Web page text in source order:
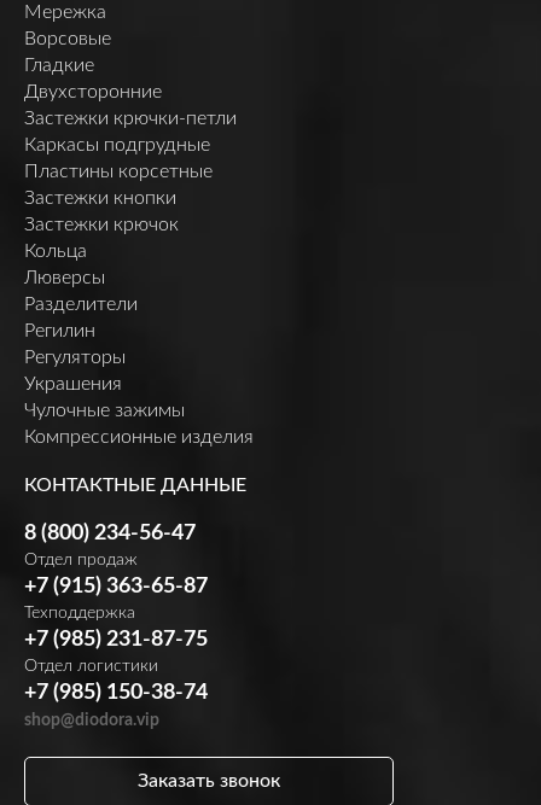
Мережка
Ворсовые
Гладкие
Двухсторонние
Застежки крючки-петли
Каркасы подгрудные
Пластины корсетные
Застежки кнопки
Застежки крючок
Кольца
Люверсы
Разделители
Регилин
Регуляторы
Украшения
Чулочные зажимы
Компрессионные изделия
КОНТАКТНЫЕ ДАННЫЕ
8 (800) 234-56-47
Отдел продаж
+7 (915) 363-65-87
Техподдержка
+7 (985) 231-87-75
Отдел логистики
+7 (985) 150-38-74
shop@diodora.vip
Заказать звонок